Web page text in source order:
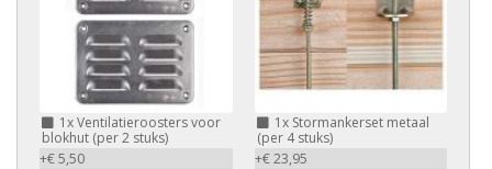
1xVentilatieroosters voor
blokhut (per 2 stuks)
+€ 5,50
1xStormankerset metaal
(per 4 stuks)
+€ 23,95